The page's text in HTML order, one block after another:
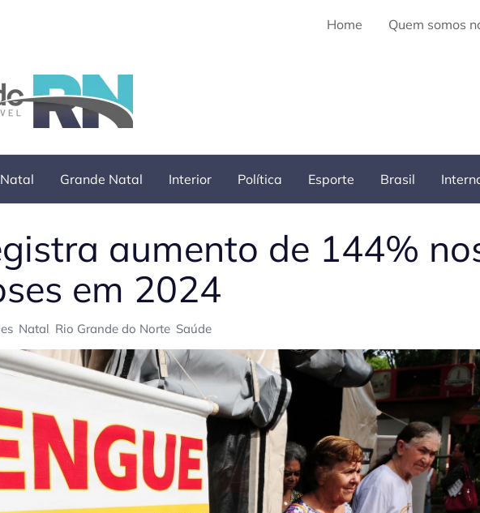
Home Quem somos
Natal Grande Natal Interior Política Esporte Brasil
aumento de 144%
em 2024
Natal Rio Grande do Norte Saúde